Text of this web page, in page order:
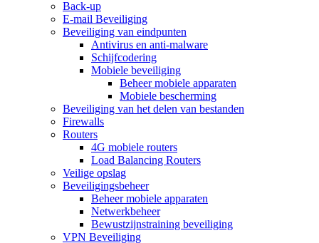
Back-up
E-mail Beveiliging
Beveiliging van eindpunten
Antivirus en anti-malware
Schijfcodering
Mobiele beveiliging
Beheer mobiele apparaten
Mobiele bescherming
Beveiliging van het delen van bestanden
Firewalls
Routers
4G mobiele routers
Load Balancing Routers
Veilige opslag
Beveiligingsbeheer
Beheer mobiele apparaten
Netwerkbeheer
Bewustzijnstraining beveiliging
VPN Beveiliging